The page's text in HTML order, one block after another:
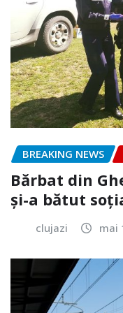
BREAKING NEWS
Bărbat din
și-a bătut
clujazi mai